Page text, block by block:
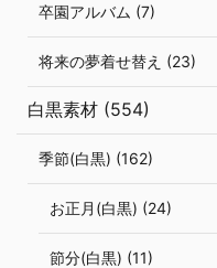
卒園アルバム (7)
将来の夢着せ替え (23)
白黒素材 (554)
季節(白黒) (162)
お正月(白黒) (24)
節分(白黒) (11)